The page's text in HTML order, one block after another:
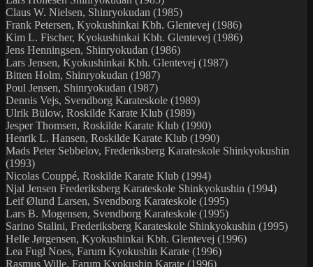
Claus W. Nielsen, Shinryokudan (1985)
Frank Petersen, Kyokushinkai Kbh. Glentevej (1986)
Kim L. Fischer, Kyokushinkai Kbh. Glentevej (1986)
Jens Henningsen, Shinryokudan (1986)
Lars Jensen, Kyokushinkai Kbh. Glentevej (1987)
Bitten Holm, Shinryokudan (1987)
Poul Jensen, Shinryokudan (1987)
Dennis Vejs, Svendborg Karateskole (1989)
Ulrik Bülow, Roskilde Karate Klub (1989)
Jesper Thomsen, Roskilde Karate Klub (1990)
Henrik L. Hansen, Roskilde Karate Klub (1990)
Mads Peter Sebbelov, Frederiksberg Karateskole Shinkyokushin
(1993)
Nicolas Couppé, Roskilde Karate Klub (1994)
Njal Jensen Frederiksberg Karateskole Shinkyokushin (1994)
Leif Ølund Larsen, Svendborg Karateskole (1995)
Lars B. Mogensen, Svendborg Karateskole (1995)
Sarino Stalini, Frederiksberg Karateskole Shinkyokushin (1995)
Helle Jørgensen, Kyokushinkai Kbh. Glentevej (1996)
Lea Fugl Noes, Farum Kyokushin Karate (1996)
Rasmus Wille, Farum Kyokushin Karate (1996)